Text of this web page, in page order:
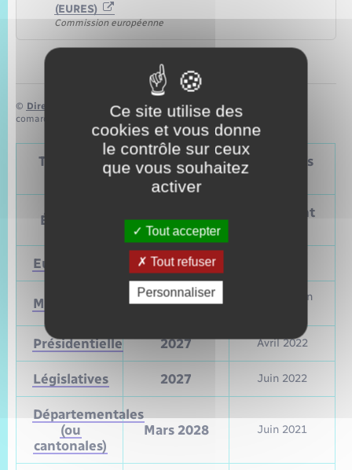
(EURES)
Commission européenne
© Direction de l’information légale et administrative
comarquage developpé parbaseo.io
Tableau – Dates et périodicité des élections
politiques
Élections
vote
Précédent
Européennes 9 juin 2024
Municipales 2026
Mars et juin
Présidentielle 2027 Avril 2022
Législatives 2027 Juin 2022
Départementales
(ou
cantonales)
Mars 2028 Juin 2021
Ce site utilise des
cookies et vous donne
le contrôle sur ceux
que vous souhaitez
activer
Tout accepter
Tout refuser
Personnaliser